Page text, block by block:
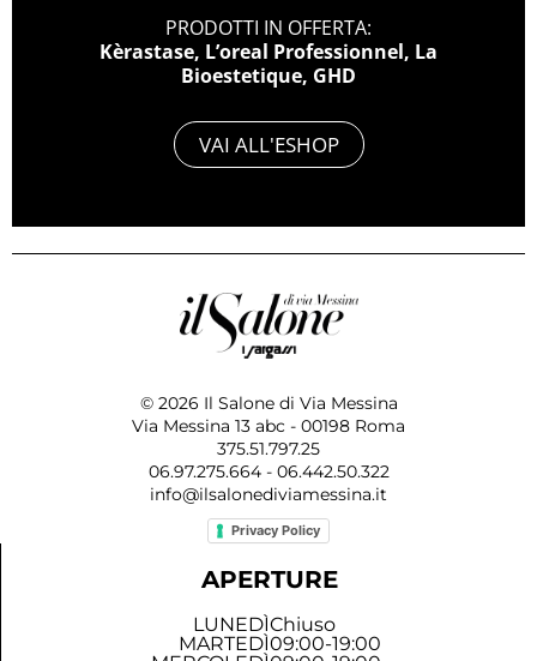
PRODOTTI IN OFFERTA:
Kèrastase, L’oreal Professionnel, La
Bioestetique, GHD
VAI ALL'ESHOP
© 2026 Il Salone di Via Messina
Via Messina 13 abc - 00198 Roma
375.51.797.25
06.97.275.664 - 06.442.50.322
info@ilsalonediviamessina.it
Privacy Policy
APERTURE
LUNEDÌChiuso
MARTEDÌ09:00-19:00